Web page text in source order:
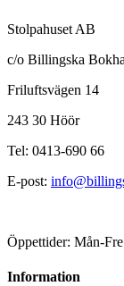
Stolpahuset AB
c/o Billingska
Friluftsvägen 14
243 30 Höör
Tel: 0413-690 66
E-post:
Öppettider: Mån-
Information